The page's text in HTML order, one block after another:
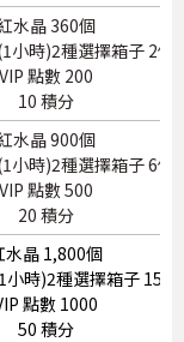
水晶 360個
時)2種選擇箱子 2個
VIP 點數 200
10 積分
水晶 900個
時)2種選擇箱子 6個
VIP 點數 500
20 積分
水晶 1,800個
時)2種選擇箱子 15個
點數 1000
50 積分